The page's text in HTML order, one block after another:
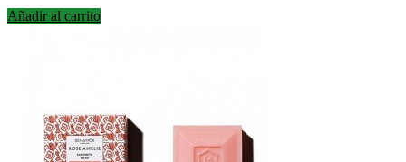
Añadir al carrito